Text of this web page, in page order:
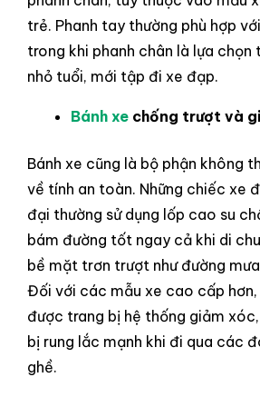
trẻ. Phanh tay thường phù hợp
trong khi phanh chân là lựa chọn
nhỏ tuổi, mới tập đi xe đạp.
Bánh xe chống trượt và
Bánh xe cũng là bộ phận không
về tính an toàn. Những chiếc xe
đại thường sử dụng lốp cao su
bám đường tốt ngay cả khi di
bề mặt trơn trượt như đường
Đối với các mẫu xe cao cấp hơn,
được trang bị hệ thống giảm
bị rung lắc mạnh khi đi qua các
ghề.